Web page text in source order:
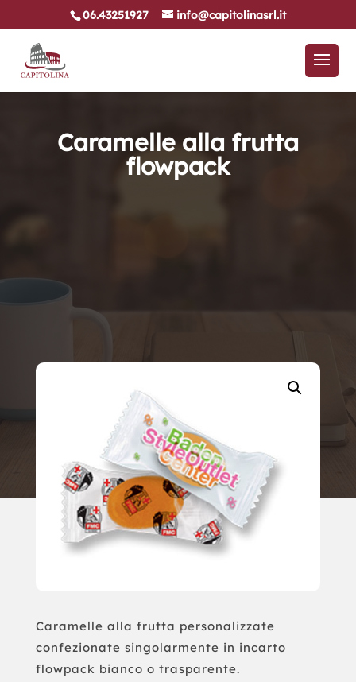
06.43251927 info@capitolinasrl.it
Caramelle alla frutta
flowpack
Caramelle alla frutta personalizzate
confezionate singolarmente in incarto
flowpack bianco o trasparente.